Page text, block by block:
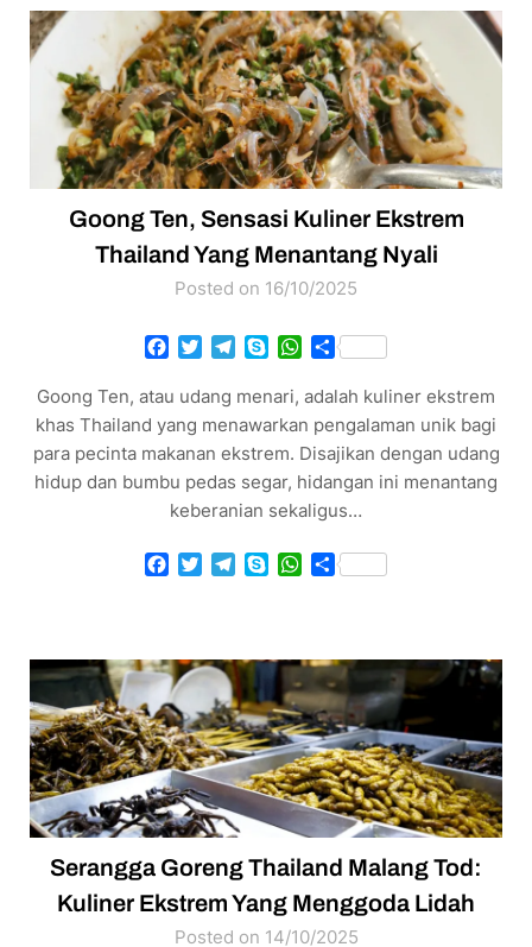
Goong Ten, Sensasi Kuliner Ekstrem
Thailand Yang Menantang Nyali
Posted on 16/10/2025
Facebook
TwitterTelegram
SkypeWhatsApp
Share
Goong Ten, atau udang menari, adalah kuliner ekstrem
khas Thailand yang menawarkan pengalaman unik bagi
para pecinta makanan ekstrem. Disajikan dengan udang
hidup dan bumbu pedas segar, hidangan ini menantang
keberanian sekaligus…
Facebook
TwitterTelegram
SkypeWhatsApp
Share
Serangga Goreng Thailand Malang Tod:
Kuliner Ekstrem Yang Menggoda Lidah
Posted on 14/10/2025